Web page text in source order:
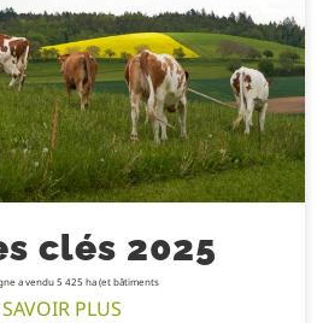
clés 2025
a vendu 5 425 ha (et bâtiments
PLUS